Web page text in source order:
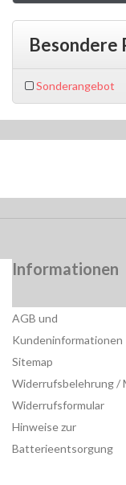
Besondere
Sonderangebot
Informationen
AGB und
Kundeninformationen
Sitemap
Widerrufsbelehrung /
Widerrufsformular
Hinweise zur
Batterieentsorgung